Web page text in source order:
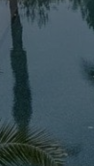
Acheter Villa 7